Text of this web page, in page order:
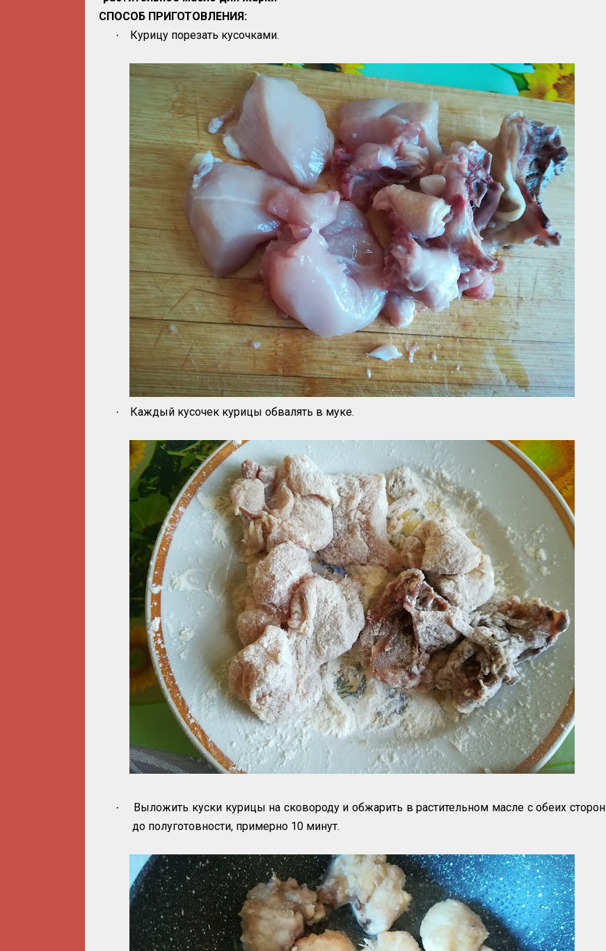
СПОСОБ ПРИГОТОВЛЕНИЯ:
· Курицу порезать кусочками.
· Каждый кусочек курицы обвалять в муке.
·
Выложить куски курицы на сковороду и обжарить в растительном масле с обеих сторон
до полуготовности, примерно 10 минут.